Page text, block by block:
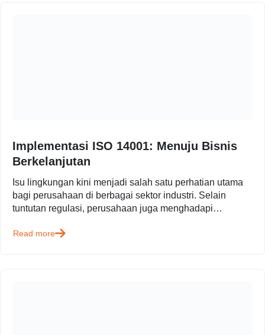
Implementasi ISO 14001: Menuju Bisnis
Berkelanjutan
Isu lingkungan kini menjadi salah satu perhatian utama
bagi perusahaan di berbagai sektor industri. Selain
tuntutan regulasi, perusahaan juga menghadapi
Read more